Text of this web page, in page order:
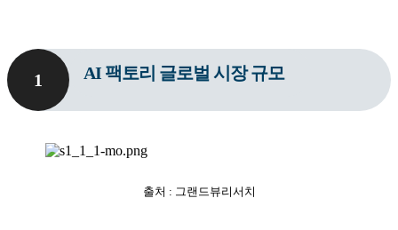
1 AI 팩토리 글로벌 시장 규모
출처 : 그랜드뷰리서치